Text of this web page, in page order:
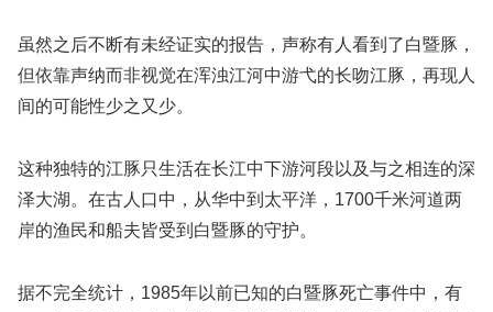
虽然之后不断有未经证实的报告，声称有人看到了白暨豚，
但依靠声纳而非视觉在浑浊江河中游弋的长吻江豚，再现人
间的可能性少之又少。
这种独特的江豚只生活在长江中下游河段以及与之相连的深
泽大湖。在古人口中，从华中到太平洋，1700千米河道两
岸的渔民和船夫皆受到白暨豚的守护。
据不完全统计，1985年以前已知的白暨豚死亡事件中，有